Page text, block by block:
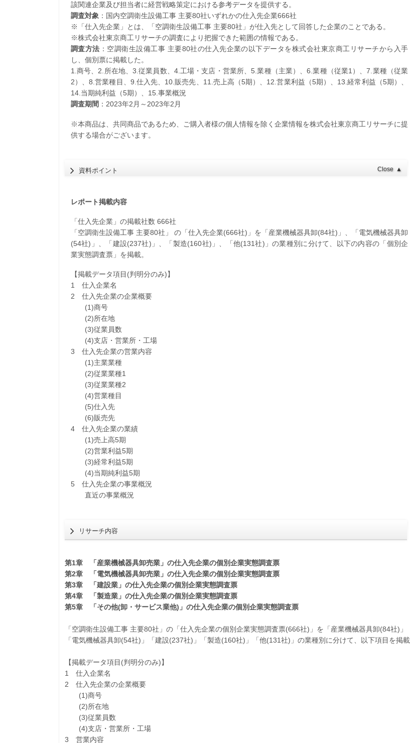
該関連企業及び担当者に経営戦略策定における参考データを提供する。
調査対象：国内空調衛生設備工事 主要80社いずれかの仕入先企業666社
※「仕入先企業」とは、「空調衛生設備工事 主要80社」が仕入先として回答した企業のことである。
※株式会社東京商工リサーチの調査により把握できた範囲の情報である。
調査方法 ：空調衛生設備工事 主要80社の仕入先企業の以下データを株式会社東京商工リサーチから入手
し、個別票に掲載した。
1.商号、2.所在地、3.従業員数、4.工場・支店・営業所、5.業種（主業）、6.業種（従業1）、7.業種（従業
2）、8.営業種目、9.仕入先、10.販売先、11.売上高（5期）、12.営業利益（5期）、13.経常利益（5期）、
14.当期純利益（5期）、15.事業概況
調査期間 ：2023年2月～2023年2月
※本商品は、共同商品であるため、ご購入者様の個人情報を除く企業情報を株式会社東京商工リサーチに提
供する場合がございます。
資料ポイント Close ▲
レポート掲載内容
「仕入先企業」の掲載社数 666社
「空調衛生設備工事 主要80社」 の「仕入先企業(666社)」を「産業機械器具卸(84社)」、「電気機械器具卸
(54社)」、「建設(237社)」、「製造(160社)」、「他(131社)」の業種別に分けて、以下の内容の「個別企
業実態調査票」を掲載。
【掲載データ項目(判明分のみ)】
1 仕入企業名
2 仕入先企業の企業概要
(1)商号
(2)所在地
(3)従業員数
(4)支店・営業所・工場
3 仕入先企業の営業内容
(1)主業業種
(2)従業業種1
(3)従業業種2
(4)営業種目
(5)仕入先
(6)販売先
4 仕入先企業の業績
(1)売上高5期
(2)営業利益5期
(3)経常利益5期
(4)当期純利益5期
5 仕入先企業の事業概況
直近の事業概況
リサーチ内容
第1章 「産業機械器具卸売業」の仕入先企業の個別企業実態調査票
第2章 「電気機械器具卸売業」の仕入先企業の個別企業実態調査票
第3章 「建設業」の仕入先企業の個別企業実態調査票
第4章 「製造業」の仕入先企業の個別企業実態調査票
第5章 「その他(卸・サービス業他)」の仕入先企業の個別企業実態調査票
「空調衛生設備工事 主要80社」の「仕入先企業の個別企業実態調査票(666社)」を「産業機械器具卸(84社)」
「電気機械器具卸(54社)」「建設(237社)」「製造(160社)」「他(131社)」の業種別に分けて、以下項目を掲載
【掲載データ項目(判明分のみ)】
1 仕入企業名
2 仕入先企業の企業概要
(1)商号
(2)所在地
(3)従業員数
(4)支店・営業所・工場
3 営業内容